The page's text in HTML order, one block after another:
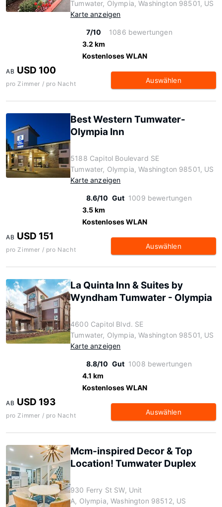
Tumwater, Olympia, Washington 98501, US
Karte anzeigen
7/10
1086 bewertungen
3.2 km
Kostenloses WLAN
AB USD 100
pro Zimmer / pro Nacht Auswählen
Best Western Tumwater-
Olympia Inn
5188 Capitol Boulevard SE
Tumwater, Olympia, Washington 98501, US
Karte anzeigen
8.6/10 Gut 1009 bewertungen
3.5 km
Kostenloses WLAN
AB USD 151
pro Zimmer / pro Nacht Auswählen
La Quinta Inn & Suites by
Wyndham Tumwater - Olympia
4600 Capitol Blvd. SE
Tumwater, Olympia, Washington 98501, US
Karte anzeigen
8.8/10 Gut 1008 bewertungen
4.1 km
Kostenloses WLAN
AB USD 193
pro Zimmer / pro Nacht Auswählen
Mcm-inspired Decor & Top
Location! Tumwater Duplex
930 Ferry St SW, Unit
A, Olympia, Washington 98512, US